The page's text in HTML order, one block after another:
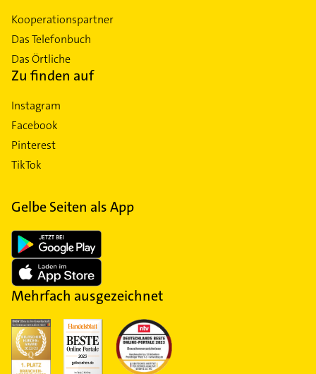
Kooperationspartner
Das Telefonbuch
Das Örtliche
Zu finden auf
Instagram
Facebook
Pinterest
TikTok
Gelbe Seiten als App
Mehrfach ausgezeichnet